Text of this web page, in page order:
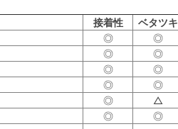
接着性 ベタツキ
◎ ◎
◎ ◎
◎ ◎
◎ ◎
◎ △
◎ ◎